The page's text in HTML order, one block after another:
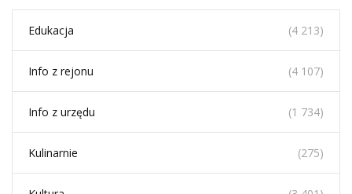
Edukacja (4 213)
Info z rejonu (4 107)
Info z urzędu (1 734)
Kulinarnie (275)